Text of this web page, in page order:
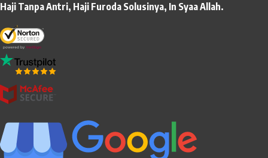
Haji Tanpa Antri, Haji Furoda Solusinya, In Syaa Allah.